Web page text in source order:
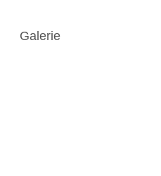
Galerie